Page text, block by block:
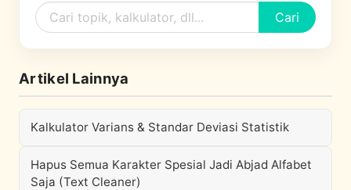
Cari
Artikel Lainnya
Kalkulator Varians & Standar Deviasi Statistik
Hapus Semua Karakter Spesial Jadi Abjad Alfabet
Saja (Text Cleaner)